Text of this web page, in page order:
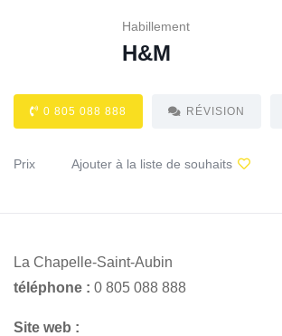
Habillement
H&M
0 805 088 888 RÉVISION
Prix Ajouter à la liste de souhaits
La Chapelle-Saint-Aubin
téléphone : 0 805 088 888
Site web :